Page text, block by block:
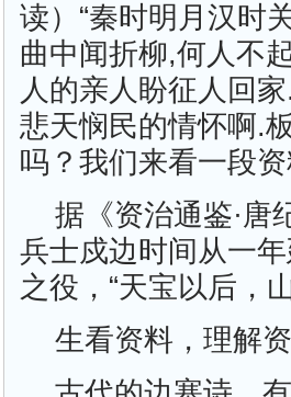
读）“秦时明月汉时
曲中闻折柳,何人不
人的亲人盼征人回
悲天悯民的情怀啊.
吗？我们来看一段资
据《资治通鉴·唐
兵士戍边时间从一
之役，“天宝以后，
生看资料，理解资